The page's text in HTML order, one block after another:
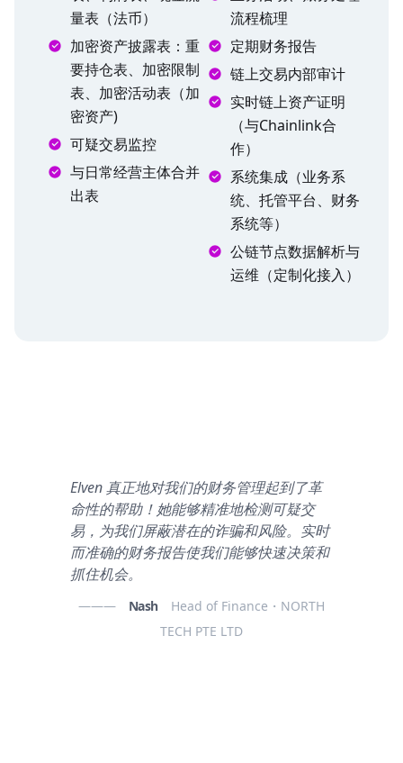
量表（法币）
加密资产披露表：重
要持仓表、加密限制
表、加密活动表（加
密资产)
可疑交易监控
与日常经营主体合并
出表
流程梳理
定期财务报告
链上交易内部审计
实时链上资产证明
（与Chainlink合
作）
系统集成（业务系
统、托管平台、财务
系统等）
公链节点数据解析与
运维（定制化接入）
Elven 真正地对我们的财务管理起到了革
命性的帮助！她能够精准地检测可疑交
易，为我们屏蔽潜在的诈骗和风险。实时
而准确的财务报告使我们能够快速决策和
抓住机会。
——— Nash
Head of Finance・NORTH
TECH PTE LTD